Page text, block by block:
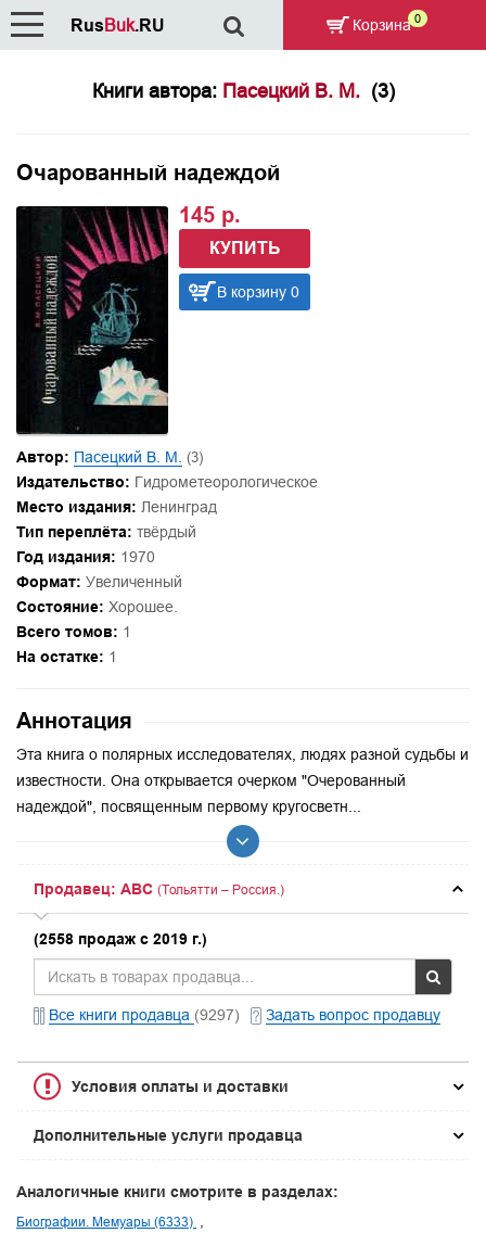
Книги автора: Пасецкий В. М. (3)
Очарованный надеждой
145 р.
КУПИТЬ
В корзину 0
Автор: Пасецкий В. М. (3)
Издательство: Гидрометеорологическое
Место издания: Ленинград
Тип переплёта: твёрдый
Год издания: 1970
Формат: Увеличенный
Состояние: Хорошее.
Всего томов: 1
На остатке: 1
Аннотация
Эта книга о полярных исследователях, людях разной судьбы и
известности. Она открывается очерком "Очерованный
надеждой", посвященным первому кругосветн...
Продавец: ABC (Тольятти – Россия.)
(2558 продаж с 2019 г.)
Все книги продавца (9297) Задать вопрос продавцу
Условия оплаты и доставки
Дополнительные услуги продавца
Аналогичные книги смотрите в разделах:
Биографии. Мемуары (6333)
RusBuk.RU Корзина 0